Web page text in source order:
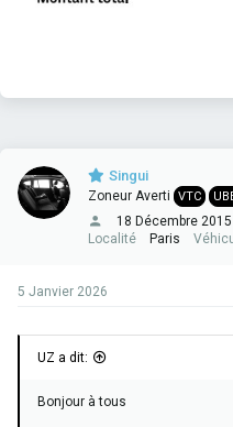
Singui
Zoneur Averti VTC
18 Décembre 2015
Localité
Paris
5 Janvier 2026
UZ a dit:
Bonjour à tous